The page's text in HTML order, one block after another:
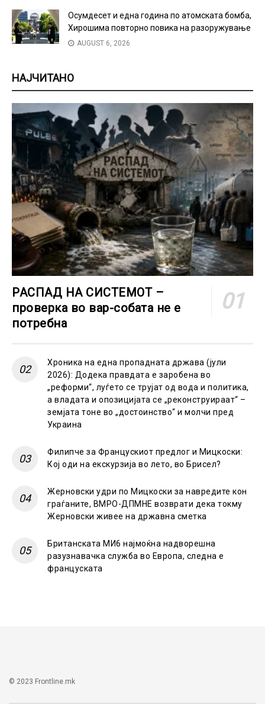
Осумдесет и една година по атомската бомба,
Хирошима повторно повика на разоружување
AUGUST 6, 2026
НАЈЧИТАНО
РАСПАД НА СИСТЕМОТ –
проверка во вар-собата не е
потребна
Хроника на една пропадната држава (јули
2026): Додека правдата е заробена во
„реформи“, луѓето се трујат од вода и политика,
а владата и опозицијата се „реконструираат“ –
земјата тоне во „достоинство“ и молчи пред
Украина
Филипче за Францускиот предлог и Мицкоски:
Кој оди на екскурзија во лето, во Брисел?
Жерновски удри по Мицкоски за навредите кон
граѓаните, ВМРО-ДПМНЕ возврати дека токму
Жерновски живее на државна сметка
Британската МИ6 најмоќна надворешна
разузнавачка служба во Европа, следна е
француската
© 2023 Frontline.mk